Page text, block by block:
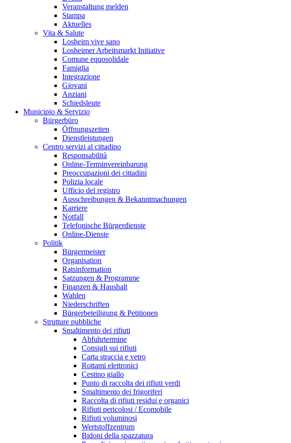
Veranstaltung melden
Stampa
Aktuelles
Vita & Salute
Losheim vive sano
Losheimer Arbeitsmarkt Initiative
Comune equosolidale
Famiglia
Integrazione
Giovani
Anziani
Schiedsleute
Municipio & Servizio
Bürgerbüro
Öffnungszeiten
Dienstleistungen
Centro servizi al cittadino
Responsabilità
Online-Terminvereinbarung
Preoccupazioni dei cittadini
Polizia locale
Ufficio del registro
Ausschreibungen & Bekanntmachungen
Karriere
Notfall
Telefonische Bürgerdienste
Online-Dienste
Politik
Bürgermeister
Organisation
Ratsinformation
Satzungen & Programme
Finanzen & Haushalt
Wahlen
Niederschriften
Bürgerbeteiligung & Petitionen
Strutture pubbliche
Smaltimento dei rifiuti
Abfuhrtermine
Consigli sui rifiuti
Carta straccia e vetro
Rottami elettronici
Cestino giallo
Punto di raccolta dei rifiuti verdi
Smaltimento dei frigoriferi
Raccolta di rifiuti residui e organici
Rifiuti pericolosi / Ecomobile
Rifiuti voluminosi
Wertstoffzentrum
Bidoni della spazzatura